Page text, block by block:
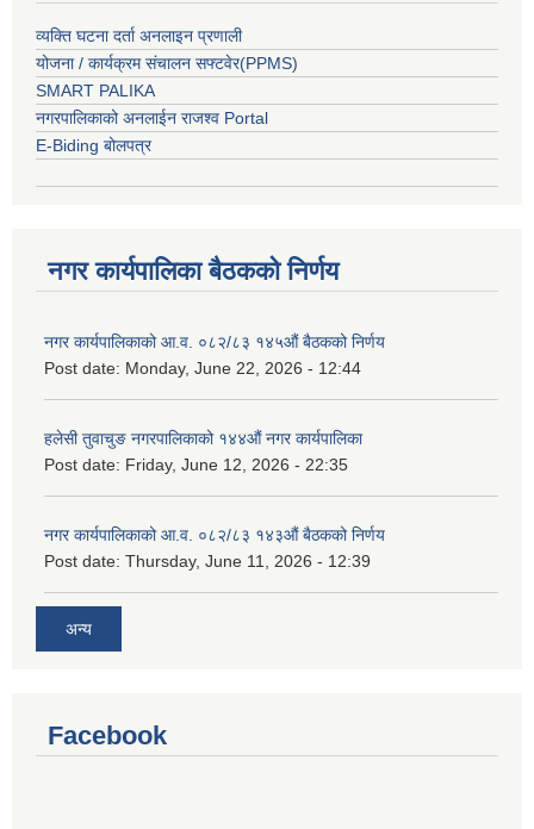
व्यक्ति घटना दर्ता अनलाइन प्रणाली
योजना / कार्यक्रम संचालन सफ्टवेर(PPMS)
SMART PALIKA
नगरपालिकाको अनलाईन राजश्व Portal
E-Biding बोलपत्र
नगर कार्यपालिका बैठकको निर्णय
नगर कार्यपालिकाको आ.व. ०८२/८३ १४५औं बैठकको निर्णय
Post date: Monday, June 22, 2026 - 12:44
हलेसी तुवाचुङ नगरपालिकाको १४४औं नगर कार्यपालिका
Post date: Friday, June 12, 2026 - 22:35
नगर कार्यपालिकाको आ.व. ०८२/८३ १४३औं बैठकको निर्णय
Post date: Thursday, June 11, 2026 - 12:39
अन्य
Facebook